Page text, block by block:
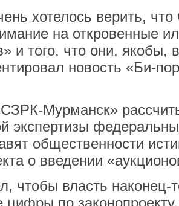
хотелось верить, что
на откровенные
и того, что они, якобы,
новость «Би-
Мурманск»
экспертизы
общественности
о введении
чтобы власть наконец-
цифры по